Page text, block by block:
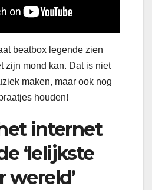
beatbox legende zien
zijn mond kan. Dat is niet
maken, maar ook nog
houden!
internet
‘lelijkste
wereld’